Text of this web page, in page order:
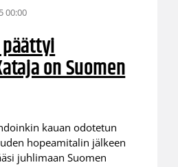
00:00
on Suomen
kauan odotetun
hopeamitalin jälkeen
juhlimaan Suomen